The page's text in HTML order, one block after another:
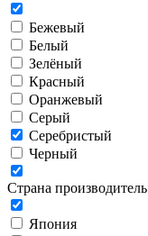
Бежевый
Белый
Зелёный
Красный
Оранжевый
Серый
Серебристый
Черный
Страна производитель
Япония